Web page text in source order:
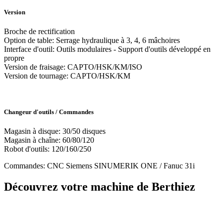
Version
Broche de rectification
Option de table: Serrage hydraulique à 3, 4, 6 mâchoires
Interface d'outil: Outils modulaires - Support d'outils développé en
propre
Version de fraisage: CAPTO/HSK/KM/ISO
Version de tournage: CAPTO/HSK/KM
Changeur d'outils / Commandes
Magasin à disque: 30/50 disques
Magasin à chaîne: 60/80/120
Robot d'outils: 120/160/250
Commandes: CNC Siemens SINUMERIK ONE / Fanuc 31i
Découvrez votre machine de Berthiez